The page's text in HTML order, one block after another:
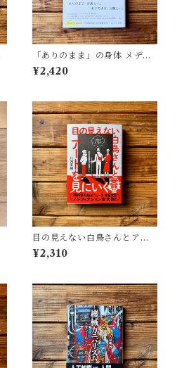
「ありのまま」の身体 メディ
アが描く私の見た目 | 藤嶋 陽
子(著)
¥2,420
目の見えない白鳥さんとアー
トを見にいく | 川内 有緒
¥2,310